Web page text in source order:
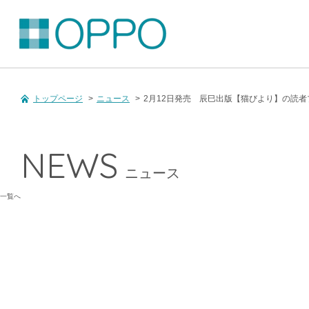
トップページ > ニュース > 2月12日発売 辰巳出版【猫びより】の読者
NEWS ニュース
一覧へ